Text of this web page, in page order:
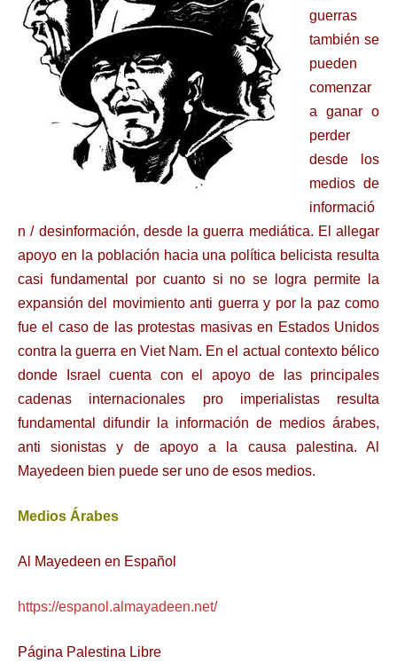
guerras
también se
pueden
comenzar
a ganar o
perder
desde los
medios de
informació
n / desinformación, desde la guerra mediática. El allegar
apoyo en la población hacia una política belicista resulta
casi fundamental por cuanto si no se logra permite la
expansión del movimiento anti guerra y por la paz como
fue el caso de las protestas masivas en Estados Unidos
contra la guerra en Viet Nam. En el actual contexto bélico
donde Israel cuenta con el apoyo de las principales
cadenas internacionales pro imperialistas resulta
fundamental difundir la información de medios árabes,
anti sionistas y de apoyo a la causa palestina. Al
Mayedeen bien puede ser uno de esos medios.
Medios Árabes
Al Mayedeen en Español
https://espanol.almayadeen.net/
Página Palestina Libre